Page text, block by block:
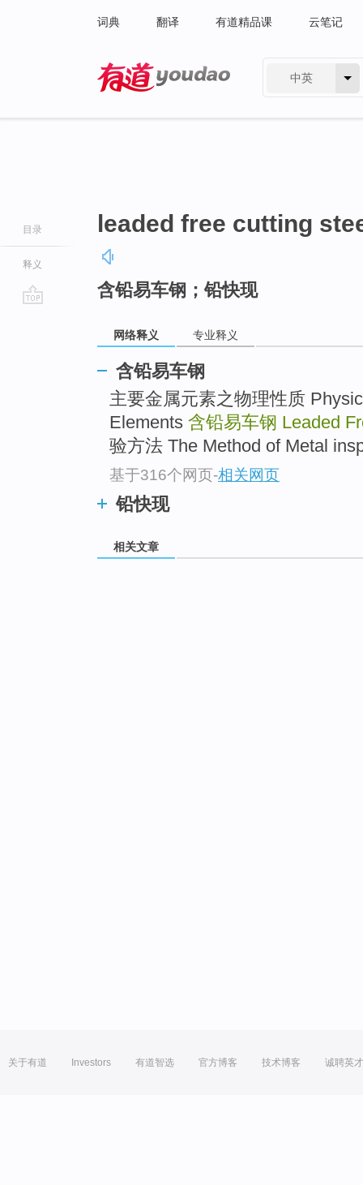
词典 翻译 有道精品课 云笔记
中英
目录
释义
leaded free cutting
含铅易车钢；铅快现
网络释义 专业释义
含铅易车钢
主要金属元素之物理性质
Elements 含铅易车钢 Leaded
验方法 The Method of Metal
基于316个网页-相关网页
铅快现
相关文章
关于有道 Investors 有道智选 官方博客 技术博客 诚聘英才